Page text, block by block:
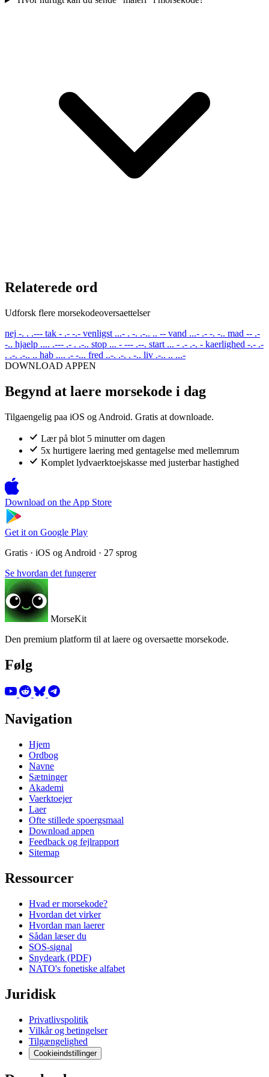
Relaterede ord
Udforsk flere morsekodeoversaettelser
nej -. . .--- tak - .- -.- venligst ...- . -. .-.. .. -- vand ...- .- -. -.. mad -- .-
-.. hjaelp .... .--- .- . .-.. stop ... - --- .--. start ... - .- .-. - kaerlighed -.- .-
. .-. .-.. .. hab .... .- -... fred ..-. .-. . -.. liv .-.. .. ...-
DOWNLOAD APPEN
Begynd at laere morsekode i dag
Tilgaengelig paa iOS og Android. Gratis at downloade.
Lær på blot 5 minutter om dagen
5x hurtigere laering med gentagelse med mellemrum
Komplet lydvaerktoejskasse med justerbar hastighed
Download on the App Store
Get it on Google Play
Gratis · iOS og Android · 27 sprog
Se hvordan det fungerer
MorseKit
Den premium platform til at laere og oversaette morsekode.
Følg
Navigation
Hjem
Ordbog
Navne
Sætninger
Akademi
Vaerktoejer
Laer
Ofte stillede spoergsmaal
Download appen
Feedback og fejlrapport
Sitemap
Ressourcer
Hvad er morsekode?
Hvordan det virker
Hvordan man laerer
Sådan læser du
SOS-signal
Snydeark (PDF)
NATO's fonetiske alfabet
Juridisk
Privatlivspolitik
Vilkår og betingelser
Tilgængelighed
Cookieindstillinger